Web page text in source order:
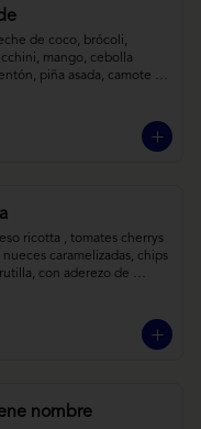
de coco, brócoli,
mango, cebolla
piña asada, camote
ricotta , tomates cherrys
nueces caramelizadas, chips
con aderezo de
nombre